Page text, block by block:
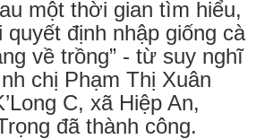
một thời gian tìm hiểu,
định nhập giống cà
về trồng” - từ suy nghĩ
chị Phạm Thị Xuân
C, xã Hiệp An,
đã thành công.